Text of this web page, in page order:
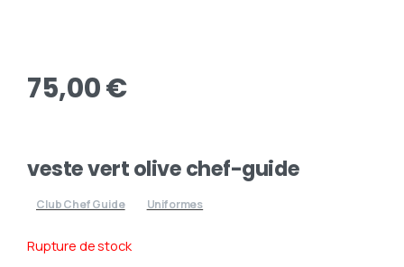
75,00€
veste vert olive chef-guide
Club Chef Guide Uniformes
Rupture de stock